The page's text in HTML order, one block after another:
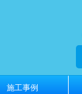
施工事例